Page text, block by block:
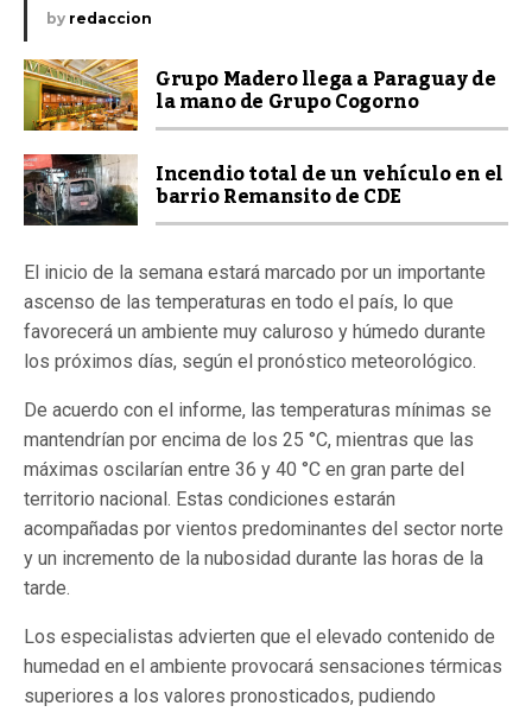
by redaccion
Grupo Madero llega a Paraguay de
la mano de Grupo Cogorno
Incendio total de un vehículo en el
barrio Remansito de CDE
El inicio de la semana estará marcado por un importante
ascenso de las temperaturas en todo el país, lo que
favorecerá un ambiente muy caluroso y húmedo durante
los próximos días, según el pronóstico meteorológico.
De acuerdo con el informe, las temperaturas mínimas se
mantendrían por encima de los 25 °C, mientras que las
máximas oscilarían entre 36 y 40 °C en gran parte del
territorio nacional. Estas condiciones estarán
acompañadas por vientos predominantes del sector norte
y un incremento de la nubosidad durante las horas de la
tarde.
Los especialistas advierten que el elevado contenido de
humedad en el ambiente provocará sensaciones térmicas
superiores a los valores pronosticados, pudiendo